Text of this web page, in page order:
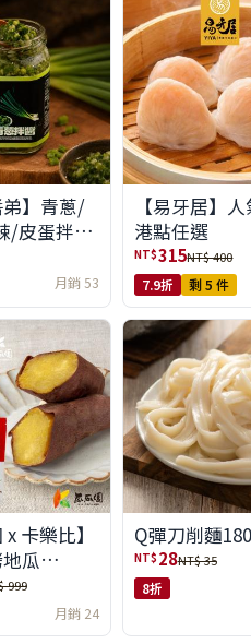
弟】青蔥/
/皮蛋拌醬
運組)
月銷 53
【易牙居】
港點任選
NT$315NT$ 400
7.9折 剩 5 件
x 卡樂比】
瓜
(免運組)
999
月銷 24
Q彈刀削麵
NT$ 28NT$ 35
8折